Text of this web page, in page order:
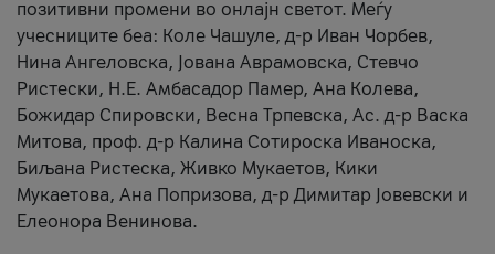
позитивни промени во онлајн светот. Меѓу
учесниците беа: Коле Чашуле, д-р Иван Чорбев,
Нина Ангеловска, Јована Аврамовска, Стевчо
Ристески, Н.Е. Амбасадор Памер, Ана Колева,
Божидар Спировски, Весна Трпевска, Ас. д-р Васка
Митова, проф. д-р Калина Сотироска Иваноска,
Биљана Ристеска, Живко Мукаетов, Кики
Мукаетова, Ана Попризова, д-р Димитар Јовевски и
Елеонора Венинова.